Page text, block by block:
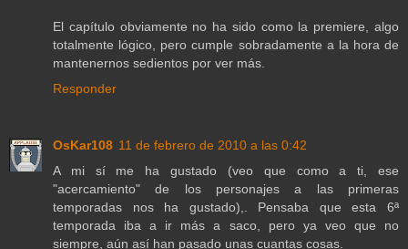
El capítulo obviamente no ha sido como la premiere, algo
totalmente lógico, pero cumple sobradamente a la hora de
mantenernos sedientos por ver más.
Responder
OsKar108 11 de febrero de 2010 a las 0:42
A mi sí me ha gustado (veo que como a ti, ese
"acercamiento" de los personajes a las primeras
temporadas nos ha gustado),. Pensaba que esta 6ª
temporada iba a ir más a saco, pero ya veo que no
siempre, aún así han pasado unas cuantas cosas.